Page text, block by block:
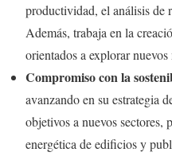
productividad, el análisis de
Además, trabaja en la
orientados a explorar
Compromiso con la
avanzando en su estrategia
objetivos a nuevos
energética de edificios y